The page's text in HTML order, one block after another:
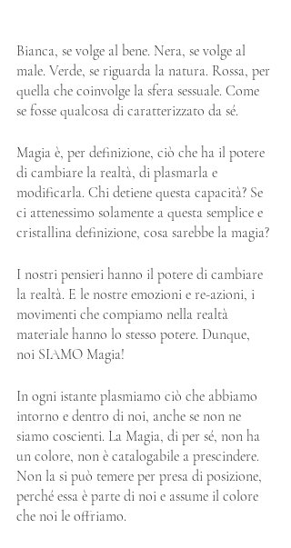
Bianca, se volge al bene. Nera, se volge al
male. Verde, se riguarda la natura. Rossa, per
quella che coinvolge la sfera sessuale. Come
se fosse qualcosa di caratterizzato da sé.
Magia è, per definizione, ciò che ha il potere
di cambiare la realtà, di plasmarla e
modificarla. Chi detiene questa capacità? Se
ci attenessimo solamente a questa semplice e
cristallina definizione, cosa sarebbe la magia?
I nostri pensieri hanno il potere di cambiare
la realtà. E le nostre emozioni e re-azioni, i
movimenti che compiamo nella realtà
materiale hanno lo stesso potere. Dunque,
noi SIAMO Magia!
In ogni istante plasmiamo ciò che abbiamo
intorno e dentro di noi, anche se non ne
siamo coscienti. La Magia, di per sé, non ha
un colore, non è catalogabile a prescindere.
Non la si può temere per presa di posizione,
perché essa è parte di noi e assume il colore
che noi le offriamo.